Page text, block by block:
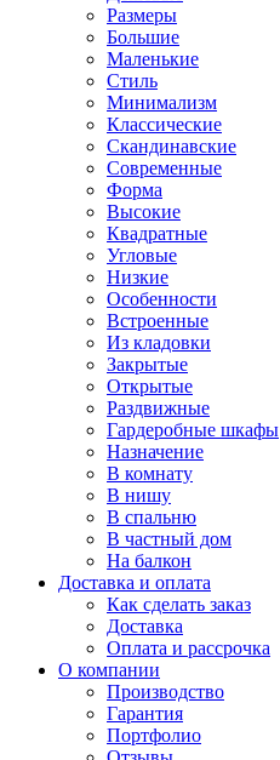
Размеры
Большие
Маленькие
Стиль
Минимализм
Классические
Скандинавские
Современные
Форма
Высокие
Квадратные
Угловые
Низкие
Особенности
Встроенные
Из кладовки
Закрытые
Открытые
Раздвижные
Гардеробные шкафы
Назначение
В комнату
В нишу
В спальню
В частный дом
На балкон
Доставка и оплата
Как сделать заказ
Доставка
Оплата и рассрочка
О компании
Производство
Гарантия
Портфолио